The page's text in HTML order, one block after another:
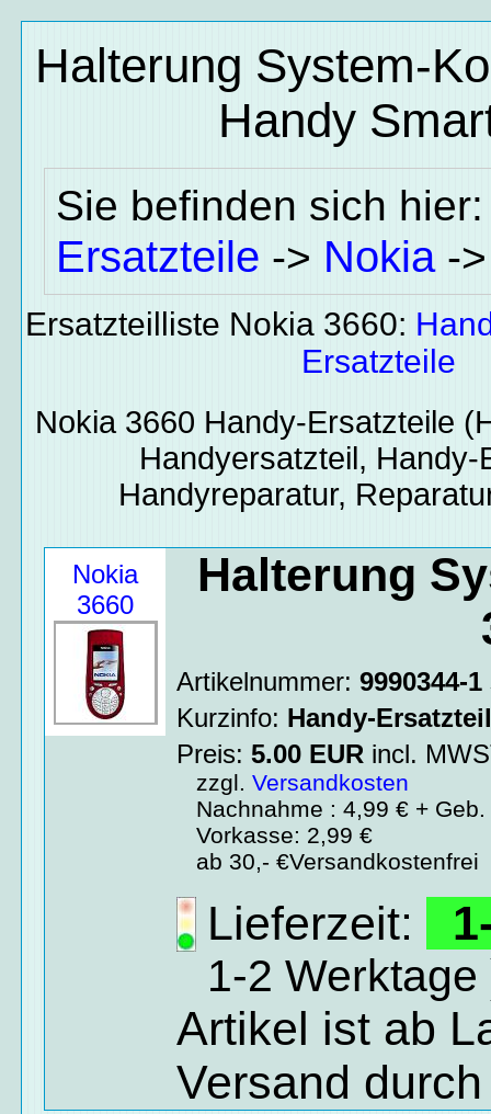
Halterung System-
Handy
Sie befinden sich
Ersatzteile -> Nokia-
Ersatzteilliste Nokia 3660:
Ersatzteile
Nokia 3660 Handy-Ersatzteile
Handyersatzteil, Handy-
Handyreparatur,
Nokia
3660
Halterung
Artikelnummer:9990344-1
Kurzinfo: Handy-
Preis:5.00 EUR incl.
zzgl.Versandkosten
Nachnahme : 4,99 € + Geb.
Vorkasse: 2,99 €
ab 30,- €Versandkostenfrei
Lieferzeit:
1-2 Werktage
Artikel ist ab
Versand